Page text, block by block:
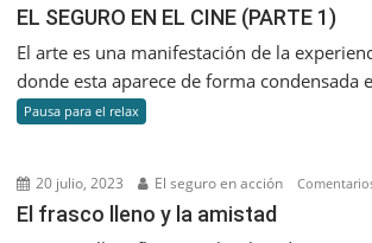
EL SEGURO EN EL CINE (PARTE 1)
El arte es una manifestación de la
donde esta aparece de forma condensada
Pausa para el relax
20 julio, 2023 El seguro en acción
El frasco lleno y la amistad